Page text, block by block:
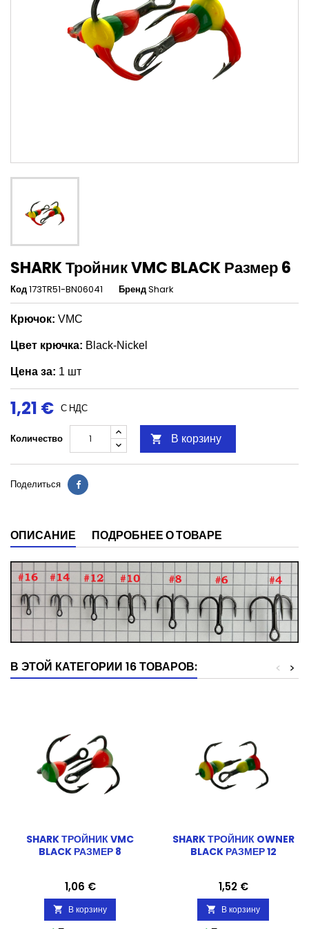
SHARK Тройник VMC BLACK Размер 6
Код173TR51-BN06041 БрендShark
Крючок: VMC
Цвет крючка: Black-Nickel
Цена за: 1 шт
1,21 € С НДС
Количество  В корзину
Поделиться
ОПИСАНИЕ ПОДРОБНЕЕ О ТОВАРЕ
В ЭТОЙ КАТЕГОРИИ 16 ТОВАРОВ: >
<
SHARK ТРОЙНИК VMC
BLACK РАЗМЕР 8
Цена
1,06 €
 В корзину
SHARK ТРОЙНИК OWNER
BLACK РАЗМЕР 12
Цена
1,52 €
 В корзину